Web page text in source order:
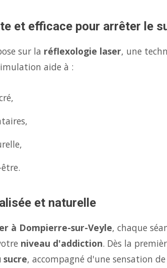
et efficace pour arrêter le
sur la réflexologie laser, une
aide à :
et naturelle
à Dompierre-sur-Veyle, chaque
niveau d'addiction. Dès la
, accompagné d'une sensation